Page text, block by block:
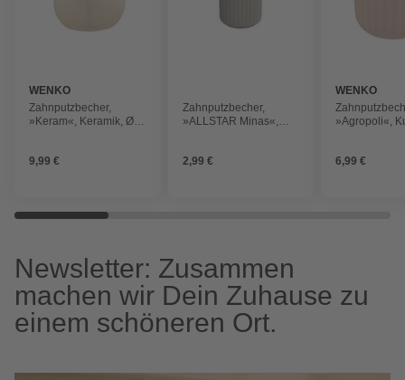
WENKO
Zahnputzbecher,
»Keram«, Keramik, Ø 8
9,99 €
Zahnputzbecher,
»ALLSTAR Minas«,
2,99 €
WENKO
»Agropoli«,
6,99 €
Newsletter: Zusammen
machen wir Dein Zuhause zu
einem schöneren Ort.